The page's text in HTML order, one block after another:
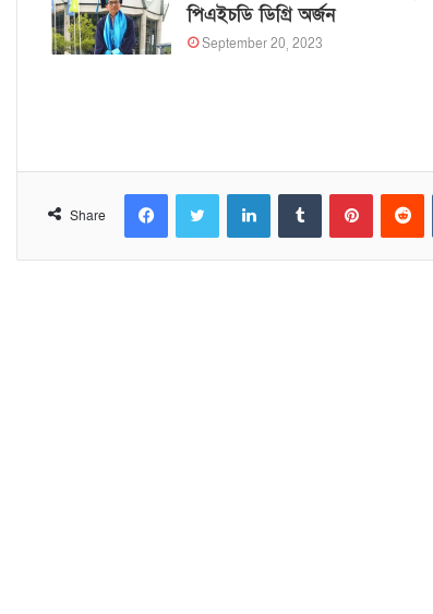
পিএইচডি ডিগ্রি অর্জন
September 20, 2023
Share